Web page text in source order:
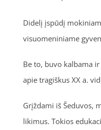
Didelį įspūdį
visuomeniniame
Be to, buvo kalbama
apie tragiškus XX a.
Grįždami iš Šeduvos,
likimus. Tokios